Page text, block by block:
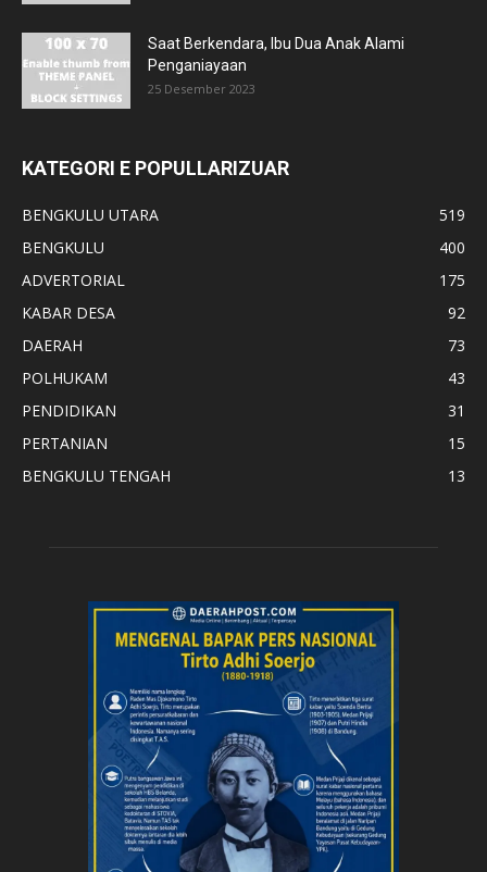
Saat Berkendara, Ibu Dua Anak Alami
Penganiayaan
25 Desember 2023
KATEGORI E POPULLARIZUAR
BENGKULU UTARA
519
BENGKULU
400
ADVERTORIAL
175
KABAR DESA
92
DAERAH
73
POLHUKAM
43
PENDIDIKAN
31
PERTANIAN
15
BENGKULU TENGAH
13